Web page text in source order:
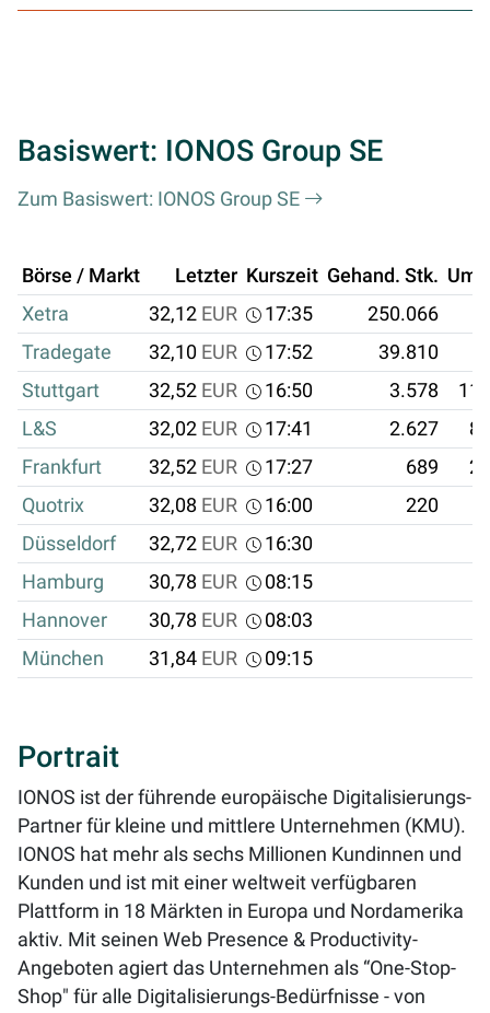
Basiswert: IONOS Group SE
Zum Basiswert: IONOS Group SE
Börse / Markt Letzter Kurszeit Gehand. Stk.
Xetra
32,12 EUR 17:35 250.066
Tradegate
32,10 EUR 17:52 39.810
Stuttgart
32,52 EUR 16:50 3.578
L&S
32,02 EUR 17:41 2.627
Frankfurt
32,52 EUR 17:27 689
Quotrix
32,08 EUR 16:00 220
Düsseldorf
32,72 EUR
16:30
Hamburg
30,78 EUR
08:15
Hannover
30,78 EUR
08:03
München
31,84 EUR 09:15
Portrait
IONOS ist der führende europäische Digitalisierungs-
Partner für kleine und mittlere Unternehmen (KMU).
IONOS hat mehr als sechs Millionen Kundinnen und
Kunden und ist mit einer weltweit verfügbaren
Plattform in 18 Märkten in Europa und Nordamerika
aktiv. Mit seinen Web Presence & Productivity-
Angeboten agiert das Unternehmen als “One-Stop-
Shop" für alle Digitalisierungs-Bedürfnisse - von